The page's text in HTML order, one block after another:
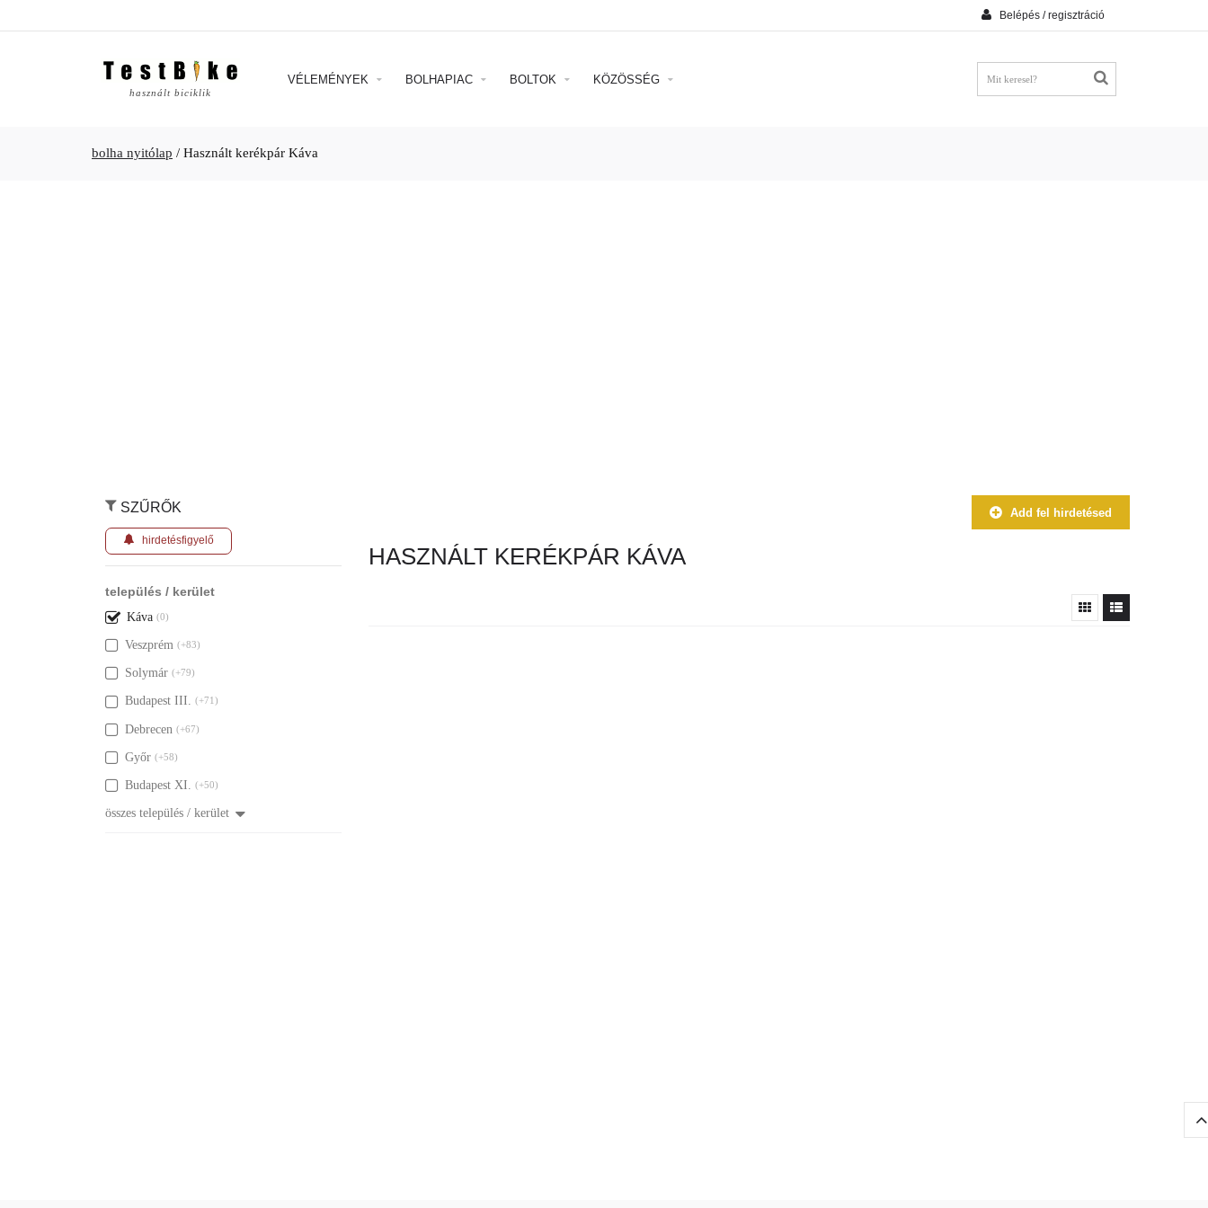
Belépés / regisztráció
használt biciklik
VÉLEMÉNYEK BOLHAPIAC BOLTOK KÖZÖSSÉG
bolha nyitólap / Használt kerékpár Káva
SZŰRŐK
hirdetésfigyelő
település / kerület
Káva (0)
Veszprém (+83)
Solymár (+79)
Budapest III. (+71)
Debrecen (+67)
Győr (+58)
Budapest XI. (+50)
összes település / kerület
Add fel hirdetésed
HASZNÁLT KERÉKPÁR KÁVA